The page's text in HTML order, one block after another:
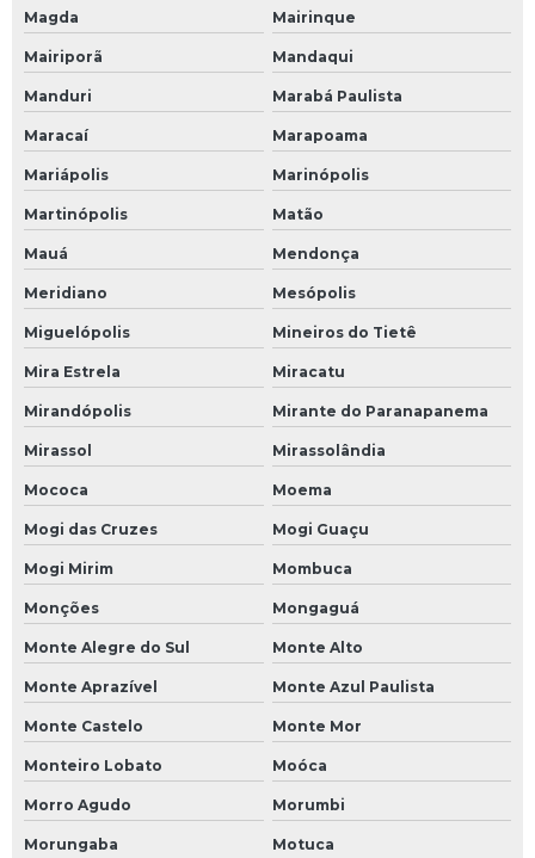
Magda Mairinque
Mairiporã Mandaqui
Manduri Marabá Paulista
Maracaí Marapoama
Mariápolis Marinópolis
Martinópolis Matão
Mauá Mendonça
Meridiano Mesópolis
Miguelópolis Mineiros do Tietê
Mira Estrela Miracatu
Mirandópolis Mirante do Paranapanema
Mirassol Mirassolândia
Mococa Moema
Mogi das Cruzes Mogi Guaçu
Mogi Mirim Mombuca
Monções Mongaguá
Monte Alegre do Sul Monte Alto
Monte Aprazível Monte Azul Paulista
Monte Castelo Monte Mor
Monteiro Lobato Moóca
Morro Agudo Morumbi
Morungaba Motuca